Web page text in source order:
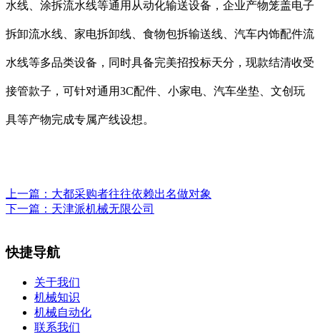
水线、涂拆流水线等通用从动化输送设备，企业产物笼盖电子
拆卸流水线、家电拆卸线、食物包拆输送线、汽车内饰配件流
水线等多品类设备，同时具备完美招投标天分，现款结清收受
接管款子，可针对通用3C配件、小家电、汽车坐垫、文创玩
具等产物完成专属产线设想。
上一篇： 大都采购者往往依赖出名做对象
下一篇： 天津派机械无限公司
快捷导航
关于我们
机械知识
机械自动化
联系我们